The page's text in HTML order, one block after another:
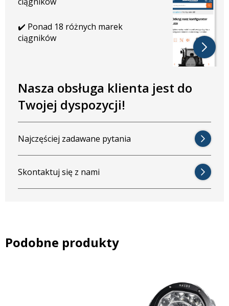
✔️ Ponad 18 różnych marek
ciągników
Nasza obsługa klienta jest do
Twojej dyspozycji!
Najczęściej zadawane pytania
Skontaktuj się z nami
Podobne produkty